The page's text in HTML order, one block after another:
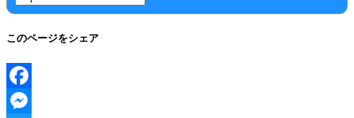
このページをシェア
Facebook